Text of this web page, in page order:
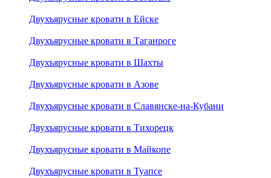
Двухъярусные кровати в Ейске
Двухъярусные кровати в Таганроге
Двухъярусные кровати в Шахты
Двухъярусные кровати в Азове
Двухъярусные кровати в Славянске-на-Кубани
Двухъярусные кровати в Тихорецк
Двухъярусные кровати в Майкопе
Двухъярусные кровати в Туапсе